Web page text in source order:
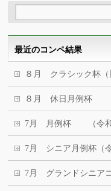
最近のコンペ結果
８月 クラシック杯（
８月 休日月例
7月 月例杯 （令和8
7月 シニア月例杯（
7月 グランドシニア